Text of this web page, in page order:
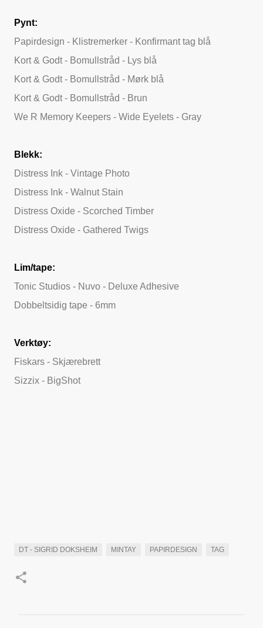
Pynt:
Papirdesign - Klistremerker - Konfirmant tag blå
Kort & Godt - Bomullstråd - Lys blå
Kort & Godt - Bomullstråd - Mørk blå
Kort & Godt - Bomullstråd - Brun
We R Memory Keepers - Wide Eyelets - Gray
Blekk:
Distress Ink - Vintage Photo
Distress Ink - Walnut Stain
Distress Oxide - Scorched Timber
Distress Oxide - Gathered Twigs
Lim/tape:
Tonic Studios - Nuvo - Deluxe Adhesive
Dobbeltsidig tape - 6mm
Verktøy:
Fiskars - Skjærebrett
Sizzix - BigShot
DT - SIGRID DOKSHEIM MINTAY PAPIRDESIGN TAG